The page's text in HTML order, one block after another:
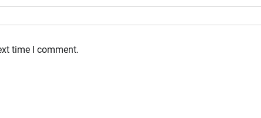
time I comment.